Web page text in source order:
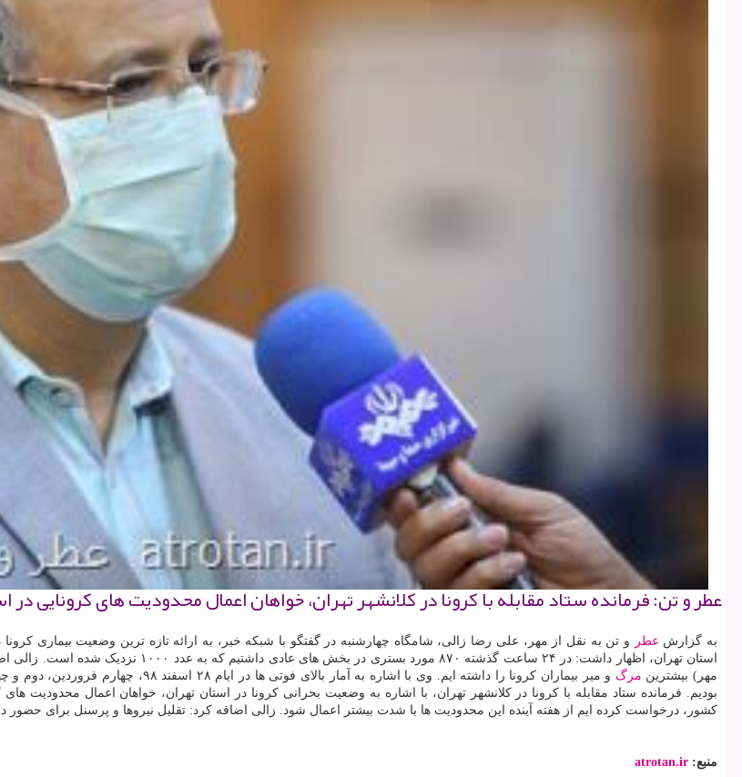
عطر و تن: فرمانده ستاد مقابله با كرونا در كلانشهر تهران، خواهان اعمال محدودیت های كرونایی
به گزارش عطر
و تن به نقل از مهر، علی رضا زالی، شامگاه چهارشنبه در گفتگو با شبکه خبر، به ارائه تازه ترین وضعیت بیماری
استان تهران، اظهار داشت: در ۲۴ ساعت گذشته
مهر) بیشترین مرگ
بودیم. فرمانده ستاد مقابله با کرونا در کلانشهر تهران، با اشاره به وضعیت بحرانی کرونا در استان تهران، خواهان اعمال محدودیت
کشور، درخواست کرده ایم از هفته آینده این محدودیت ها با شدت بیشتر اعمال شود. زالی اضافه کرد: تقلیل نیروها و پرسنل برای
منبع: atrotan.ir